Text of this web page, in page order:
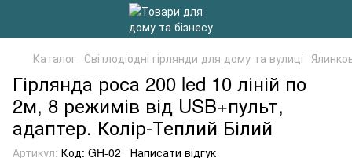
Каталог Світлодіодні гірлянди для дому та вулиці
Гірлянда роса 200 led 10 ліній по
2м, 8 режимів від USB+пульт,
адаптер. Колір-Теплий Білий
Артикул: Код: GH-02 Написати відгук